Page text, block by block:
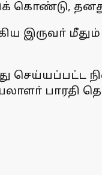
தனது
இருவா் மீதும்
பாரதி